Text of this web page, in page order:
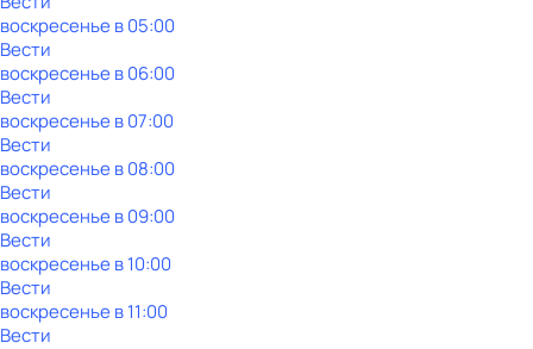
воскресенье в05:00
Вести
воскресенье в06:00
Вести
воскресенье в07:00
Вести
воскресенье в08:00
Вести
воскресенье в09:00
Вести
воскресенье в10:00
Вести
воскресенье в11:00
Вести